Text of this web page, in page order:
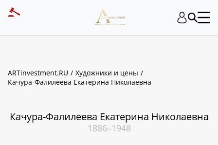
ARTinvestment.RU
Художники и цены
Качура-Фалилеева Екатерина Николаевна
Качура-Фалилеева Екатерина Николаевна
1886–1948